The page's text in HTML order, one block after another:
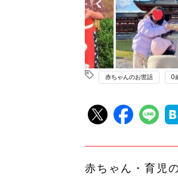
赤ちゃんのお世話 0
赤ちゃん・育児